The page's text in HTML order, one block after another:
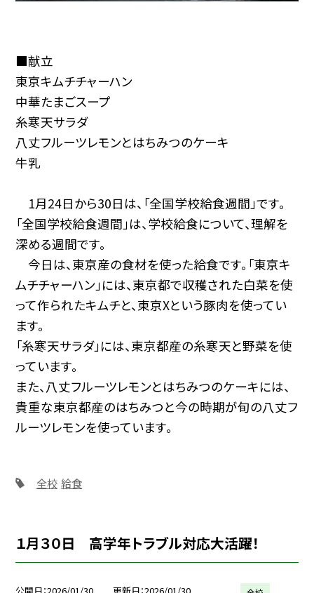
■献立
東京キムチチャーハン
中華たまごスープ
糸寒天サラダ
八丈フルーツレモンとはちみつのケーキ
牛乳
1月24日から30日は、「全国学校給食週間」です。
「全国学校給食週間」は、学校給食について、理解を
深める週間です。
今日は、東京産の食材を使った給食です。「東京キ
ムチチャーハン」には、東京都で収穫された白菜を使
って作られたキムチと、東京Xという豚肉を使ってい
ます。
「糸寒天サラダ」には、東京都産の糸寒天と野菜を使
っています。
また、八丈フルーツレモンとはちみつのケーキには、
貴重な東京都産のはちみつと今の時期が旬の八丈フ
ルーツレモンを使っています。
全校 給食
１月３０日 高学年トラブル対応大活躍！